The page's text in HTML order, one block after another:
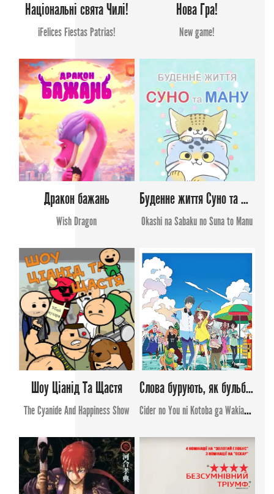
Національні свята Чилі!
iFelices Fiestas Patrias!
Нова Гра!
New game!
Дракон бажань
Wish Dragon
Буденне життя Суно та Ману
Okashi na Sabaku no Suna to Manu
Шоу Ціанід Та Щастя
The Cyanide And Happiness Show
Слова бурують, як бульбашки в пляшці / Сімнадцяте літо
Cider no You ni Kotoba ga Wakiagaru